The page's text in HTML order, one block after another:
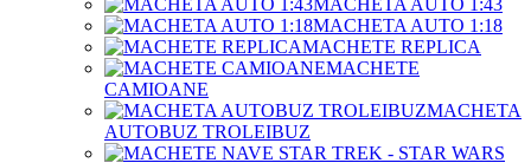
MACHETA AUTO 1:43
MACHETA AUTO 1:18
MACHETE REPLICA
MACHETE
CAMIOANE
MACHETA
AUTOBUZ TROLEIBUZ